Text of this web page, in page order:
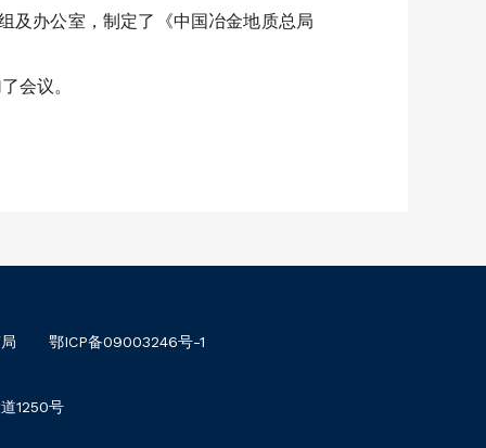
及办公室，制定了《中国冶金地质总局
会议。
鄂ICP备09003246号-1
1250号